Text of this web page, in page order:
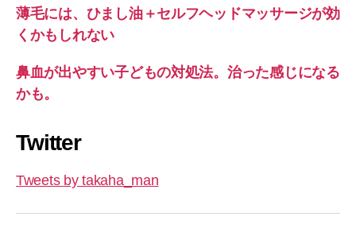
薄毛には、ひまし油＋セルフヘッドマッサージが効
くかもしれない
鼻血が出やすい子どもの対処法。治った感じになる
かも。
Twitter
Tweets by takaha_man